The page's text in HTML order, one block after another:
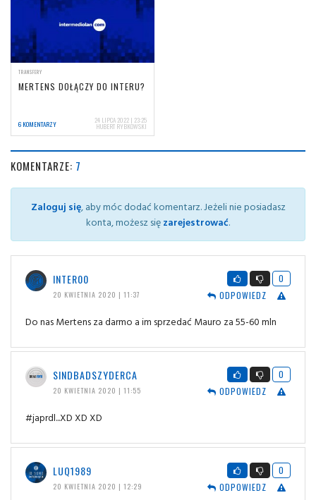
TRANSFERY
MERTENS DOŁĄCZY DO INTERU?
6 KOMENTARZY 24 LIPCA 2022 | 23:25
HUBERT RYBKOWSKI
KOMENTARZE: 7
Zaloguj się, aby móc dodać komentarz. Jeżeli nie posiadasz
konta, możesz sięzarejestrować.
INTER00
20 KWIETNIA 2020 | 11:37
0
ODPOWIEDZ
Do nas Mertens za darmo a im sprzedać Mauro za 55-60 mln
SINDBADSZYDERCA
20 KWIETNIA 2020 | 11:55
0
ODPOWIEDZ
#japrdl...XD XD XD
LUQ1989
20 KWIETNIA 2020 | 12:29
0
ODPOWIEDZ